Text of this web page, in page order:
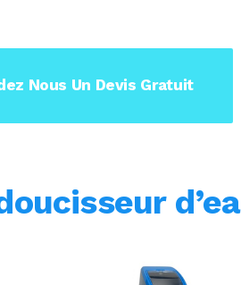
Nous Un Devis Gratuit